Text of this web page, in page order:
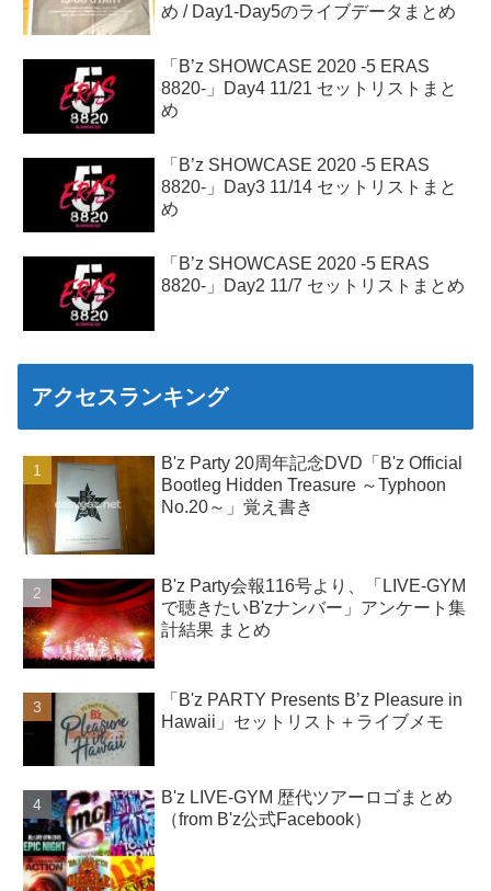
め / Day1-Day5のライブデータまとめ
「B’z SHOWCASE 2020 -5 ERAS
8820-」Day4 11/21 セットリストまと
め
「B’z SHOWCASE 2020 -5 ERAS
8820-」Day3 11/14 セットリストまと
め
「B’z SHOWCASE 2020 -5 ERAS
8820-」Day2 11/7 セットリストまとめ
アクセスランキング
B'z Party 20周年記念DVD「B'z Official
Bootleg Hidden Treasure ～Typhoon
No.20～」覚え書き
B'z Party会報116号より、「LIVE-GYM
で聴きたいB'zナンバー」アンケート集
計結果 まとめ
「B'z PARTY Presents B’z Pleasure in
Hawaii」セットリスト＋ライブメモ
B'z LIVE-GYM 歴代ツアーロゴまとめ
（from B'z公式Facebook）